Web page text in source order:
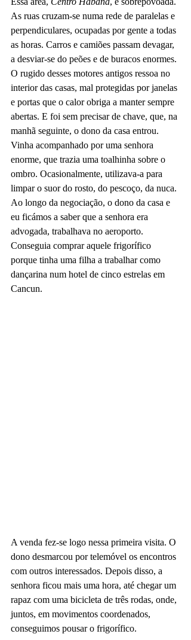
As ruas cruzam-se numa rede de paralelas e
perpendiculares, ocupadas por gente a todas
as horas. Carros e camiões passam devagar,
a desviar-se do peões e de buracos enormes.
O rugido desses motores antigos ressoa no
interior das casas, mal protegidas por janelas
e portas que o calor obriga a manter sempre
abertas. E foi sem precisar de chave, que, na
manhã seguinte, o dono da casa entrou.
Vinha acompanhado por uma senhora
enorme, que trazia uma toalhinha sobre o
ombro. Ocasionalmente, utilizava-a para
limpar o suor do rosto, do pescoço, da nuca.
Ao longo da negociação, o dono da casa e
eu ficámos a saber que a senhora era
advogada, trabalhava no aeroporto.
Conseguia comprar aquele frigorífico
porque tinha uma filha a trabalhar como
dançarina num hotel de cinco estrelas em
Cancun.
A venda fez-se logo nessa primeira visita. O
dono desmarcou por telemóvel os encontros
com outros interessados. Depois disso, a
senhora ficou mais uma hora, até chegar um
rapaz com uma bicicleta de três rodas, onde,
juntos, em movimentos coordenados,
conseguimos pousar o frigorífico.